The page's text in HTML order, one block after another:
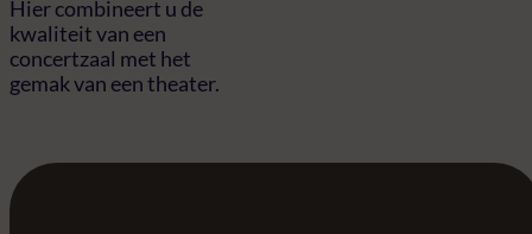
Hier combineert u de
kwaliteit van een
concertzaal met het
gemak van een theater.